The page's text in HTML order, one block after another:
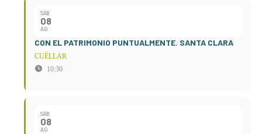
SÁB
08
AG
CON EL PATRIMONIO PUNTUALMENTE. SANTA CLARA
CUÉLLAR
10:30
SÁB
08
AG